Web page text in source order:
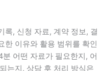
록, 신청 자료, 계약 정보, 결
한 이유와 활용 범위를 확인
어떤 자료가 필요한지, 어
는지, 상담 후 처리 방식은